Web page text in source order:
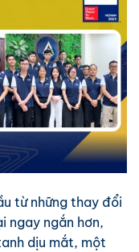
từ những thay đổi
ngay ngắn hơn,
dịu mắt, một